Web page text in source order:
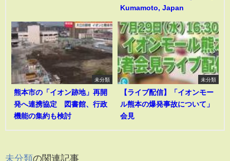
Kumamoto, Japan
未分類
熊本市の「イオン跡地」再開
発へ連携協定 図書館、行政
機能の集約も検討
未分類
【ライブ配信】「イオンモー
ル熊本の爆発事故について」
会見
未分類の関連記事